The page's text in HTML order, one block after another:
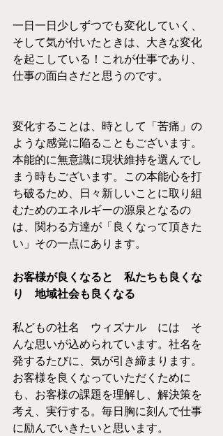
一日一日少しずつでも変化していく、
そして気が付いたときは、大きな変化
を起こしている！これが仕事であり、
仕事の面白さだと思うのです。
変化することは、時として「苦痛」の
ような感覚に陥ることもございます。
本能的に無意識に現状維持を選んでし
まう時もございます。この本能心を打
ち破るため、日々新しいことに取り組
むためのエネルギーの源泉となるの
は、関わる方達が「良くなって頂きた
い」その一点にあります。
お客様が良くなると　私たちも良くな
り　地域社会も良くなる
私どもの社名　ウィズナル　には　そ
んな思いが込められています。社名を
発するたびに、気が引き締まります。
お客様を良くなっていただくために
も、お客様の課題を理解し、解決策を
考え、実行する。毎日胸に刻んで仕事
に励んでいきたいと思います。